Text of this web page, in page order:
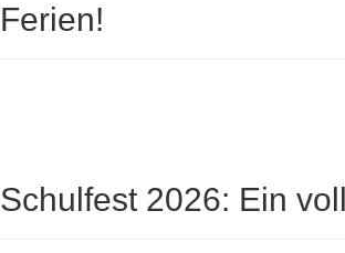
Ferien!
Schulfest 2026: Ein